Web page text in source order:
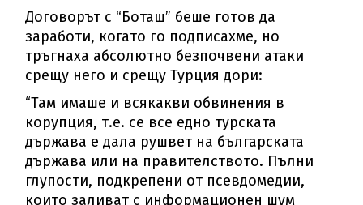
Договорът с “Боташ” беше готов да
заработи, когато го подписахме, но
тръгнаха абсолютно безпочвени атаки
срещу него и срещу Турция дори:
“Там имаше и всякакви обвинения в
корупция, т.е. се все едно турската
държава е дала рушвет на българската
държава или на правителството. Пълни
глупости, подкрепени от псевдомедии,
които заливат с информационен шум